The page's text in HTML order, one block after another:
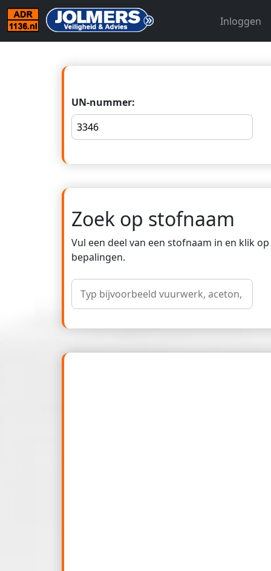
Inloggen
UN-nummer:
Zoek op stofnaam
Vul een deel van een stofnaam in en klik
bepalingen.